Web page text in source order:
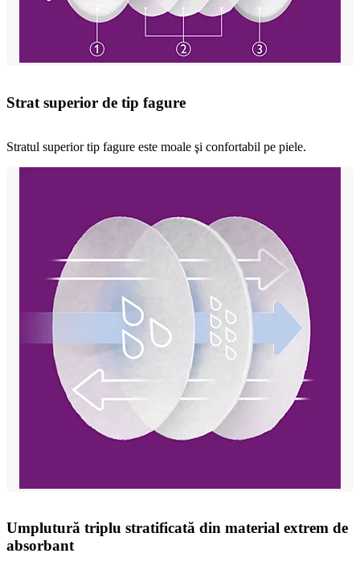
Strat superior de tip fagure
Stratul superior tip fagure este moale şi confortabil pe piele.
Umplutură triplu stratificată din material extrem de
absorbant